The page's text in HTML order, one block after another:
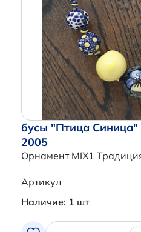
бусы "Птица
2005
Орнамент MIX1
Артикул
Наличие: 1 шт